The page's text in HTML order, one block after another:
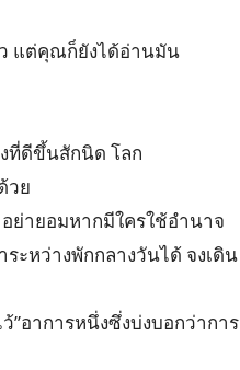
ว แต่คุณก็ยังได้อ่านมัน
ที่ดีขึ้นสักนิด โลก
วย
ย่ายอมหากมีใครใช้อำนาจ
ะหว่างพักกลางวันได้ จงเดิน
”อาการหนึ่งซึ่งบ่งบอกว่าการ